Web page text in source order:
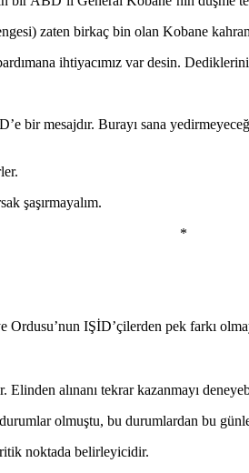
zaten birkaç bin olan Kobane
ihtiyacımız var desin.
bir mesajdır. Burayı sana
şaşırmayalım.
*
IŞİD’çilerden pek farkı
alınanı tekrar kazanmayı
olmuştu, bu durumlardan bu
noktada belirleyicidir.